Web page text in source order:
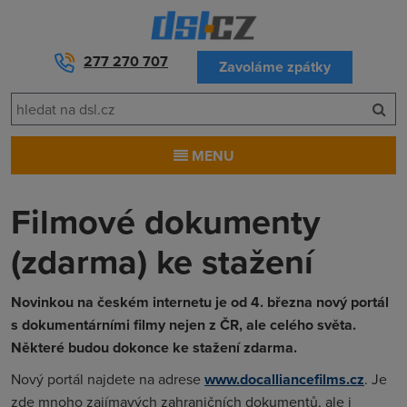
277 270 707 Zavoláme zpátky
MENU
Filmové dokumenty
(zdarma) ke stažení
Novinkou na českém internetu je od 4. března nový portál
s dokumentárními filmy nejen z ČR, ale celého světa.
Některé budou dokonce ke stažení zdarma.
Nový portál najdete na adrese www.docalliancefilms.cz. Je
zde mnoho zajímavých zahraničních dokumentů, ale i